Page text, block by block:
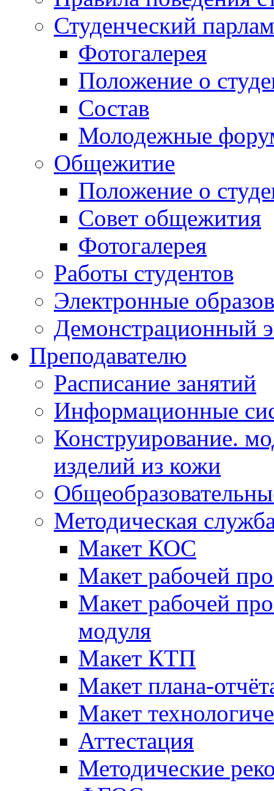
Студенческий
Фотогалерея
Положение о
Состав
Молодежные
Общежитие
Положение о
Совет общежития
Фотогалерея
Работы студентов
Электронные
Демонстрационный
Преподавателю
Расписание занятий
Информационные
Конструирование.
изделий из кожи
Методическая
Макет КОС
Макет рабочей
Макет рабочей
модуля
Макет КТП
Макет плана-
Макет
Аттестация
Методические